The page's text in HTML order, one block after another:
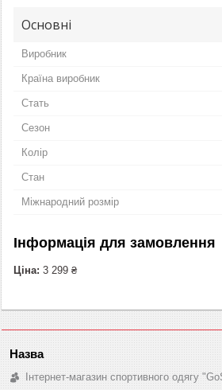
Основні
Виробник
Країна виробник
Стать
Сезон
Колір
Стан
Міжнародний розмір
Інформація для замовлення
Ціна: 3 299 ₴
Інтернет-магазин спортивного одягу